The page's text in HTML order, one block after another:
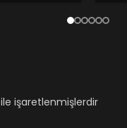
ile işaretlenmişlerdir